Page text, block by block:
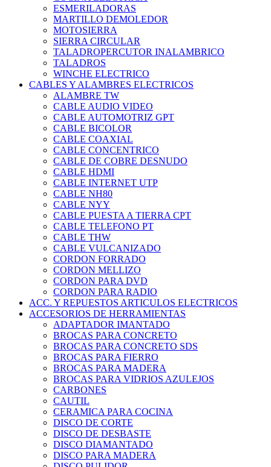
ESMERILADORAS
MARTILLO DEMOLEDOR
MOTOSIERRA
SIERRA CIRCULAR
TALADROPERCUTOR INALAMBRICO
TALADROS
WINCHE ELECTRICO
CABLES Y ALAMBRES ELECTRICOS
ALAMBRE TW
CABLE AUDIO VIDEO
CABLE AUTOMOTRIZ GPT
CABLE BICOLOR
CABLE COAXIAL
CABLE CONCENTRICO
CABLE DE COBRE DESNUDO
CABLE HDMI
CABLE INTERNET UTP
CABLE NH80
CABLE NYY
CABLE PUESTA A TIERRA CPT
CABLE TELEFONO PT
CABLE THW
CABLE VULCANIZADO
CORDON FORRADO
CORDON MELLIZO
CORDON PARA DVD
CORDON PARA RADIO
ACC. Y REPUESTOS ARTICULOS ELECTRICOS
ACCESORIOS DE HERRAMIENTAS
ADAPTADOR IMANTADO
BROCAS PARA CONCRETO
BROCAS PARA CONCRETO SDS
BROCAS PARA FIERRO
BROCAS PARA MADERA
BROCAS PARA VIDRIOS AZULEJOS
CARBONES
CAUTIL
CERAMICA PARA COCINA
DISCO DE CORTE
DISCO DE DESBASTE
DISCO DIAMANTADO
DISCO PARA MADERA